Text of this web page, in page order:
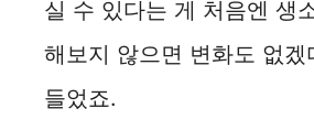
실 수 있다는 게 처음엔 생
해보지 않으면 변화도 없겠
들었죠.